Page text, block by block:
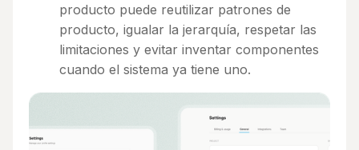
producto puede reutilizar patrones de
producto, igualar la jerarquía, respetar las
limitaciones y evitar inventar componentes
cuando el sistema ya tiene uno.